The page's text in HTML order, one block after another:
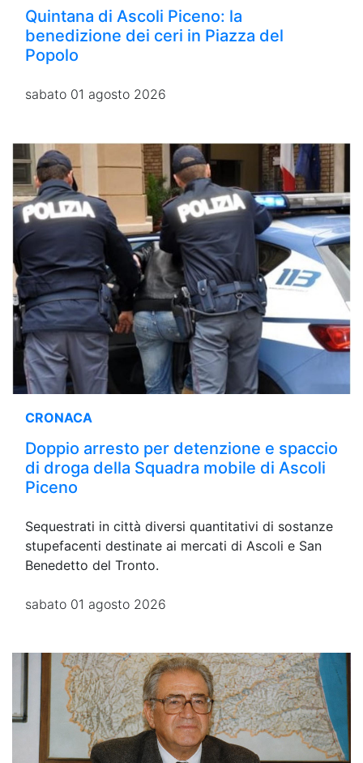
Quintana di Ascoli Piceno: la
benedizione dei ceri in Piazza del
Popolo
sabato 01 agosto 2026
CRONACA
Doppio arresto per detenzione e spaccio
di droga della Squadra mobile di Ascoli
Piceno
Sequestrati in città diversi quantitativi di sostanze
stupefacenti destinate ai mercati di Ascoli e San
Benedetto del Tronto.
sabato 01 agosto 2026